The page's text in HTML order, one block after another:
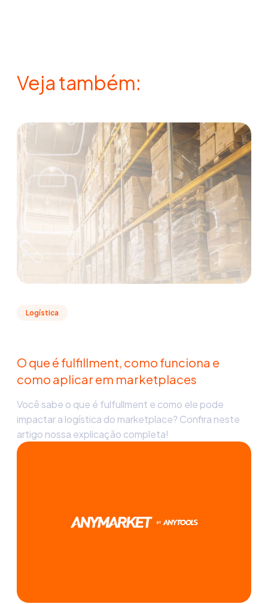
Veja também:
Logística
O que é fulfillment, como funciona e
como aplicar em marketplaces
Você sabe o que é fulfullment e como ele pode
impactar a logística do marketplace? Confira neste
artigo nossa explicação completa!